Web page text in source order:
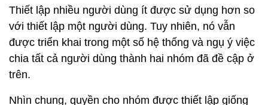
Thiết lập nhiều người dùng ít được sử dụng hơn so
với thiết lập một người dùng. Tuy nhiên, nó vẫn
được triển khai trong một số hệ thống và ngụ ý việc
chia tất cả người dùng thành hai nhóm đã đề cập ở
trên.
Nhìn chung, quyền cho nhóm được thiết lập giống